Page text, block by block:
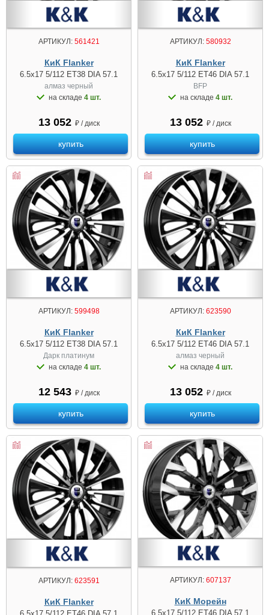
АРТИКУЛ:561421
КиК Flanker
6.5x17 5/112 ET38 DIA 57.1
алмаз чeрный
на складе 4 шт.
13 052 ₽ / диск
купить
АРТИКУЛ:580932
КиК Flanker
6.5x17 5/112 ET46 DIA 57.1
BFP
на складе 4 шт.
13 052 ₽ / диск
купить
АРТИКУЛ:599498
КиК Flanker
6.5x17 5/112 ET38 DIA 57.1
Дарк платинум
на складе 4 шт.
12 543 ₽ / диск
купить
АРТИКУЛ:623590
КиК Flanker
6.5x17 5/112 ET46 DIA 57.1
алмаз чeрный
на складе 4 шт.
13 052 ₽ / диск
купить
АРТИКУЛ:623591
КиК Flanker
АРТИКУЛ:607137
КиК Морейн
6.5x17 5/112 ET46 DIA 57.1